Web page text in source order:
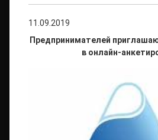
11.09.2019
Предпринимателей
в онлайн-